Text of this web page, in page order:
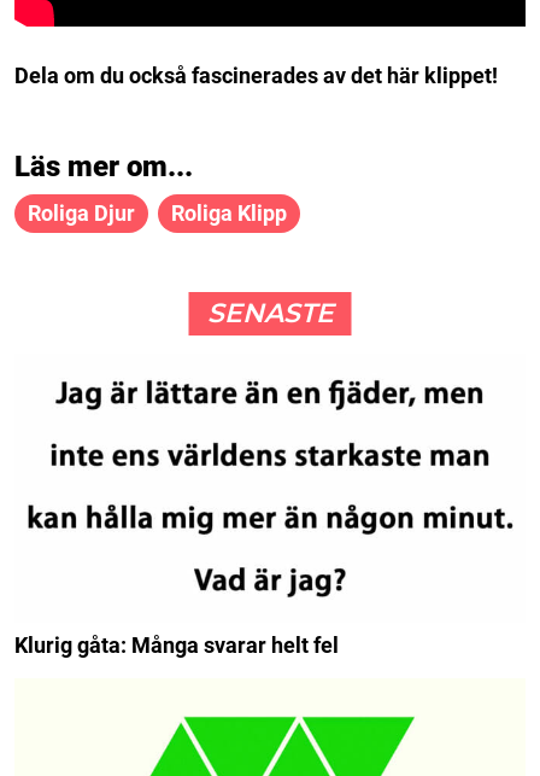
Dela om du också fascinerades av det här klippet!
Läs mer om...
Roliga Djur Roliga Klipp
SENASTE
Klurig gåta: Många svarar helt fel